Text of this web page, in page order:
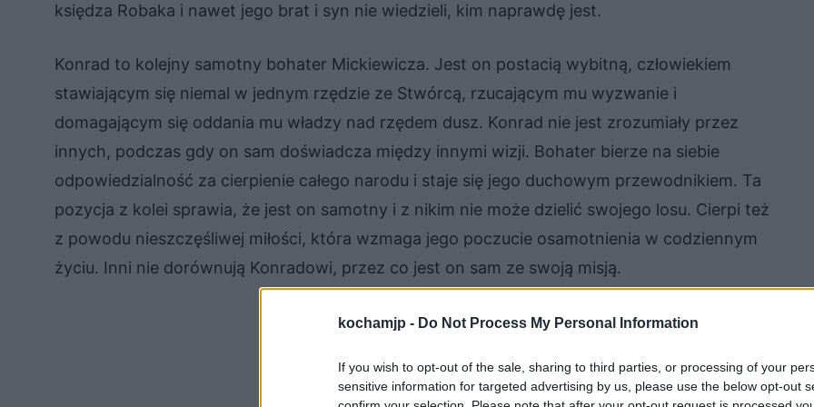
kochamjp - Do Not Process My Personal Information
If you wish to opt-out of the sale, sharing to third parties, or processing of your
sensitive information for targeted advertising by us, please use the below opt-out
księdza Robaka i nawet jego brat i syn nie wiedzieli, kim naprawdę jest.
Konrad to kolejny samotny bohater Mickiewicza. Jest on postacią wybitną, człowiekiem
stawiającym się niemal w jednym rzędzie ze Stwórcą, rzucającym mu wyzwanie i
domagającym się oddania mu władzy nad rzędem dusz. Konrad nie jest zrozumiały przez
innych, podczas gdy on sam doświadcza między innymi wizji. Bohater bierze na siebie
odpowiedzialność za cierpienie całego narodu i staje się jego duchowym przewodnikiem. Ta
pozycja z kolei sprawia, że jest on samotny i z nikim nie może dzielić swojego losu. Cierpi też
z powodu nieszczęśliwej miłości, która wzmaga jego poczucie osamotnienia w codziennym
życiu. Inni nie dorównują Konradowi, przez co jest on sam ze swoją misją.